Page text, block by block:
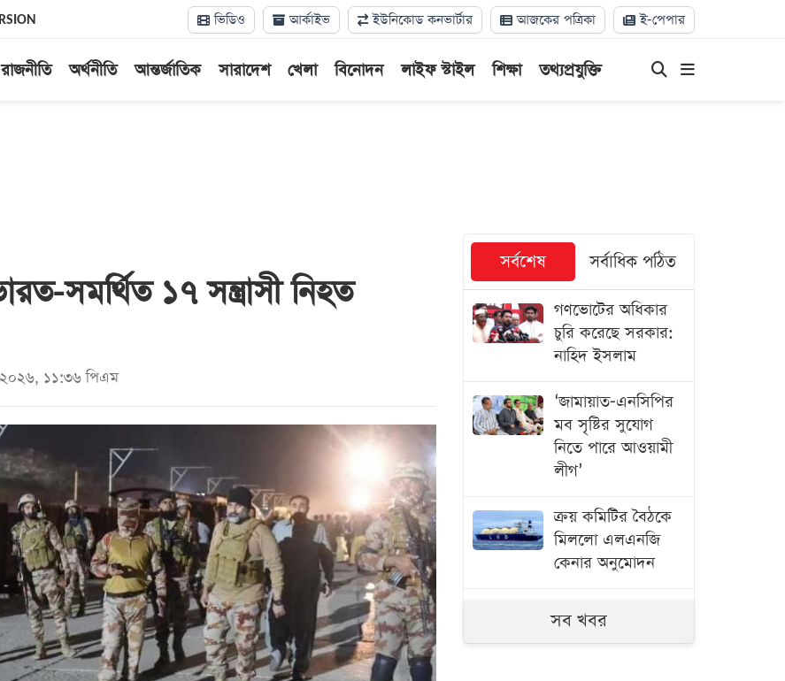
ভিডিও আর্কাইভ ইউনিকোড কনভার্টার আজকের পত্রিকা ই-পেপার
রাজনীতি অর্থনীতি আন্তর্জাতিক সারাদেশ খেলা বিনোদন লাইফ স্টাইল শিক্ষা তথ্যপ্রযুক্তি
সমর্থিত ১৭ সন্ত্রাসী নিহত
১১:৩৬ পিএম
সর্বশেষ সর্বাধিক পঠিত
গণভোটের অধিকার
চুরি করেছে সরকার:
নাহিদ ইসলাম
‘জামায়াত-এনসিপির
মব সৃষ্টির সুযোগ
নিতে পারে আওয়ামী
লীগ’
ক্রয় কমিটির বৈঠকে
মিললো এলএনজি
কেনার অনুমোদন
মধ্যরাতে ৬ জেলায়
ঝড়ের আভাস
সব খবর